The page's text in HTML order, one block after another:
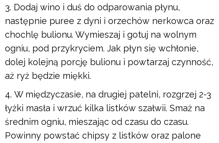
Dodaj wino i duś do odparowania płynu,
następnie puree z dyni i orzechów nerkowca oraz
chochlę bulionu. Wymieszaj i gotuj na wolnym
ogniu, pod przykryciem. Jak płyn się wchłonie,
dolej kolejną porcję bulionu i powtarzaj czynność,
aż ryż będzie miękki.
W międzyczasie, na drugiej patelni, rozgrzej 2-3
łyżki masła i wrzuć kilka listków szałwii. Smaż na
średnim ogniu, mieszając od czasu do czasu.
Powinny powstać chipsy z listków oraz palone